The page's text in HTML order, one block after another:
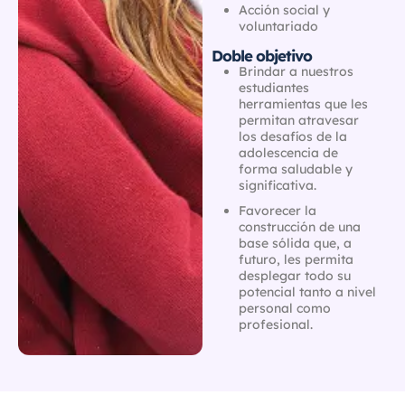
Acción social y
voluntariado
Doble objetivo
Brindar a nuestros
estudiantes
herramientas que les
permitan atravesar
los desafíos de la
adolescencia de
forma saludable y
significativa.
Favorecer la
construcción de una
base sólida que, a
futuro, les permita
desplegar todo su
potencial tanto a nivel
personal como
profesional.